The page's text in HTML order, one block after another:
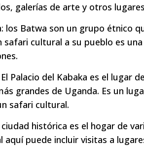
galerías de arte y otros
los Batwa son un grupo étnico
safari cultural a su pueblo es
El Palacio del Kabaka es el lugar
grandes de Uganda. Es un
safari cultural.
histórica es el hogar de
aquí puede incluir visitas a